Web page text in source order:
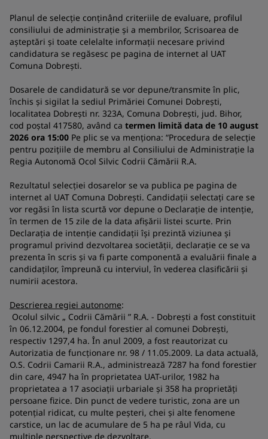
Planul de selecție conținând criteriile de evaluare, profilul
consiliului de administrație și a membrilor, Scrisoarea de
așteptări și toate celelalte informații necesare privind
candidatura se regăsesc pe pagina de internet al UAT
Comuna Dobrești.
Dosarele de candidatură se vor depune/transmite în plic,
închis și sigilat la sediul Primăriei Comunei Dobrești,
localitatea Dobrești nr. 323A, Comuna Dobrești, jud. Bihor,
cod poștal 417580, având ca termen limită data de 10 august
2026 ora 15:00 Pe plic se va menționa: “Procedura de selecție
pentru pozițiile de membru al Consiliului de Administrație la
Regia Autonomă Ocol Silvic Codrii Cămării R.A.
Rezultatul selecției dosarelor se va publica pe pagina de
internet al UAT Comuna Dobrești. Candidații selectați care se
vor regăsi în lista scurtă vor depune o Declarație de intenție,
în termen de 15 zile de la data afișării listei scurte. Prin
Declarația de intenție candidații își prezintă viziunea și
programul privind dezvoltarea societății, declarație ce se va
prezenta în scris și va fi parte componentă a evaluării finale a
candidaților, împreună cu interviul, în vederea clasificării și
numirii acestora.
Descrierea regiei autonome:
Ocolul silvic „ Codrii Cămării ” R.A. - Dobreşti a fost constituit
în 06.12.2004, pe fondul forestier al comunei Dobreşti,
respectiv 1297,4 ha. În anul 2009, a fost reautorizat cu
Autorizatia de funcţionare nr. 98 / 11.05.2009. La data actuală,
O.S. Codrii Camarii R.A., administrează 7287 ha fond forestier
din care, 4947 ha în proprietatea UAT-urilor, 1982 ha
proprietatea a 17 asociaţii urbariale şi 358 ha proprietăţi
persoane fizice. Din punct de vedere turistic, zona are un
potenţial ridicat, cu multe peşteri, chei şi alte fenomene
carstice, un lac de acumulare de 5 ha pe râul Vida, cu
multiple perspective de dezvoltare.